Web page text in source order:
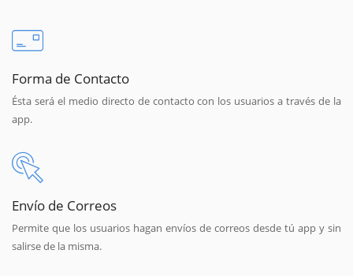
Forma de Contacto
Ésta será el medio directo de contacto con los usuarios a través de la
app.
Envío de Correos
Permite que los usuarios hagan envíos de correos desde tú app y sin
salirse de la misma.